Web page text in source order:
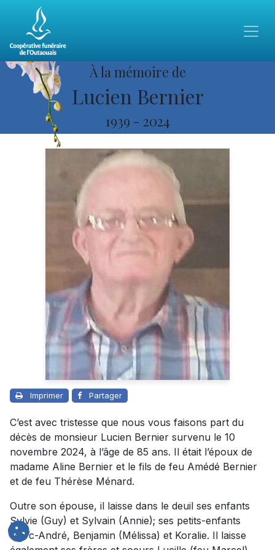
À la mémoire de
Lucien Bernier
1939 - 2024
Imprimer Partager
C’est avec tristesse que nous vous faisons part du
décès de monsieur Lucien Bernier survenu le 10
novembre 2024, à l’âge de 85 ans. Il était l’époux de
madame Aline Bernier et le fils de feu Amédé Bernier
et de feu Thérèse Ménard.
Outre son épouse, il laisse dans le deuil ses enfants
Sylvie (Guy) et Sylvain (Annie); ses petits-enfants
Marc-André, Benjamin (Mélissa) et Koralie. Il laisse